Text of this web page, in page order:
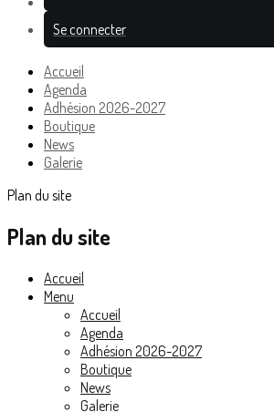
Se connecter
Accueil
Agenda
Adhésion 2026-2027
Boutique
News
Galerie
Plan du site
Plan du site
Accueil
Menu
Accueil
Agenda
Adhésion 2026-2027
Boutique
News
Galerie